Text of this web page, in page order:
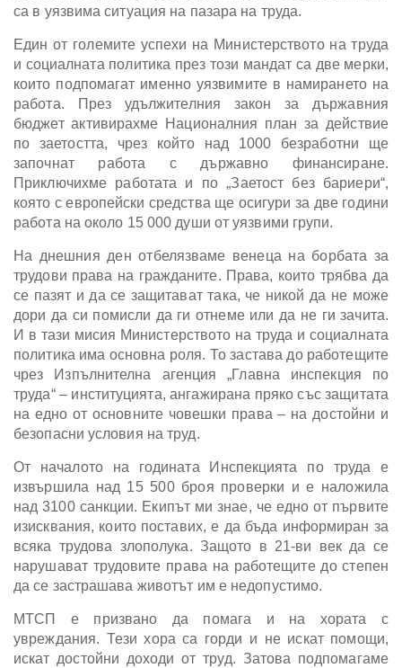
са в уязвима ситуация на пазара на труда.
Един от големите успехи на Министерството на труда
и социалната политика през този мандат са две мерки,
които подпомагат именно уязвимите в намирането на
работа. През удължителния закон за държавния
бюджет активирахме Националния план за действие
по заетостта, чрез който над 1000 безработни ще
започнат работа с държавно финансиране.
Приключихме работата и по „Заетост без бариери“,
която с европейски средства ще осигури за две години
работа на около 15 000 души от уязвими групи.
На днешния ден отбелязваме венеца на борбата за
трудови права на гражданите. Права, които трябва да
се пазят и да се защитават така, че никой да не може
дори да си помисли да ги отнеме или да не ги зачита.
И в тази мисия Министерството на труда и социалната
политика има основна роля. То застава до работещите
чрез Изпълнителна агенция „Главна инспекция по
труда“ – институцията, ангажирана пряко със защитата
на едно от основните човешки права – на достойни и
безопасни условия на труд.
От началото на годината Инспекцията по труда е
извършила над 15 500 броя проверки и е наложила
над 3100 санкции. Екипът ми знае, че едно от първите
изисквания, които поставих, е да бъда информиран за
всяка трудова злополука. Защото в 21-ви век да се
нарушават трудовите права на работещите до степен
да се застрашава животът им е недопустимо.
МТСП е призвано да помага и на хората с
увреждания. Тези хора са горди и не искат помощи,
искат достойни доходи от труд. Затова подпомагаме